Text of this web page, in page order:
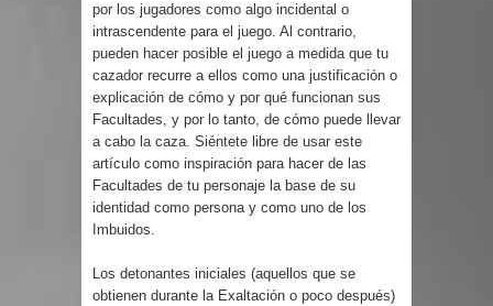
por los jugadores como algo incidental o
intrascendente para el juego. Al contrario,
pueden hacer posible el juego a medida que tu
cazador recurre a ellos como una justificación o
explicación de cómo y por qué funcionan sus
Facultades, y por lo tanto, de cómo puede llevar
a cabo la caza. Siéntete libre de usar este
artículo como inspiración para hacer de las
Facultades de tu personaje la base de su
identidad como persona y como uno de los
Imbuidos.
Los detonantes iniciales (aquellos que se
obtienen durante la Exaltación o poco después)